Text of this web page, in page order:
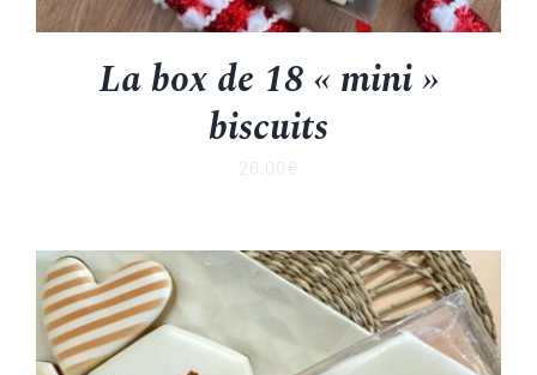
La box de 18 « mini »
biscuits
26.00€